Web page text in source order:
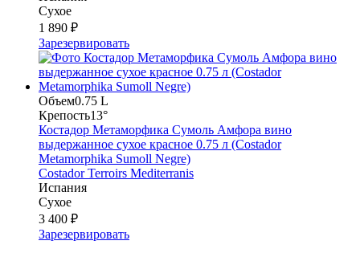
Сухое
1 890 ₽
Зарезервировать
Объем0.75 L
Крепость13°
Костадор Метаморфика Сумоль Амфора вино
выдержанное сухое красное 0.75 л (Costador
Metamorphika Sumoll Negre)
Costador Terroirs Mediterranis
Испания
Сухое
3 400 ₽
Зарезервировать